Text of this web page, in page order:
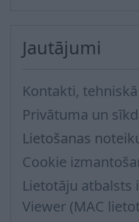
Jautājumi
Kontakti,
Privātuma un
Lietošanas
Cookie
Lietotāju atbalsts
Viewer (MAC